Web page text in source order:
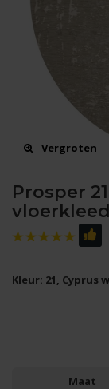
Vergroten
Prosper
Kleur: 21, Cyprus
Maat